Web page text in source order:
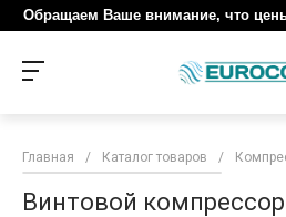
Обращаем Ваше внимание, что
Главная / Каталог товаров /
Винтовой